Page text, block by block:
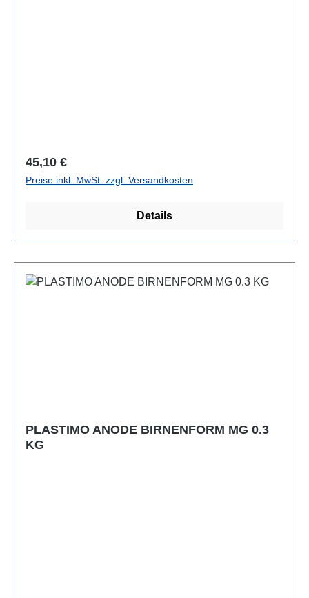
Regulärer Preis:
45,10 €
Preise inkl. MwSt. zzgl. Versandkosten
Details
PLASTIMO ANODE BIRNENFORM MG 0.3
KG